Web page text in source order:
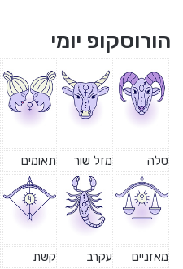
הורוסקופ יומי
טלה מזל שור תאומים
מאזניים עקרב קשת